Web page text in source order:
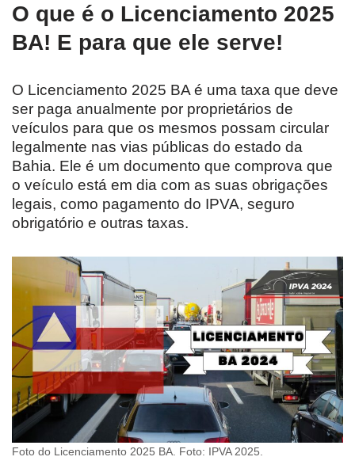
O que é o Licenciamento 2025
BA! E para que ele serve!
O Licenciamento 2025 BA é uma taxa que deve
ser paga anualmente por proprietários de
veículos para que os mesmos possam circular
legalmente nas vias públicas do estado da
Bahia. Ele é um documento que comprova que
o veículo está em dia com as suas obrigações
legais, como pagamento do IPVA, seguro
obrigatório e outras taxas.
Foto do Licenciamento 2025 BA. Foto: IPVA 2025.